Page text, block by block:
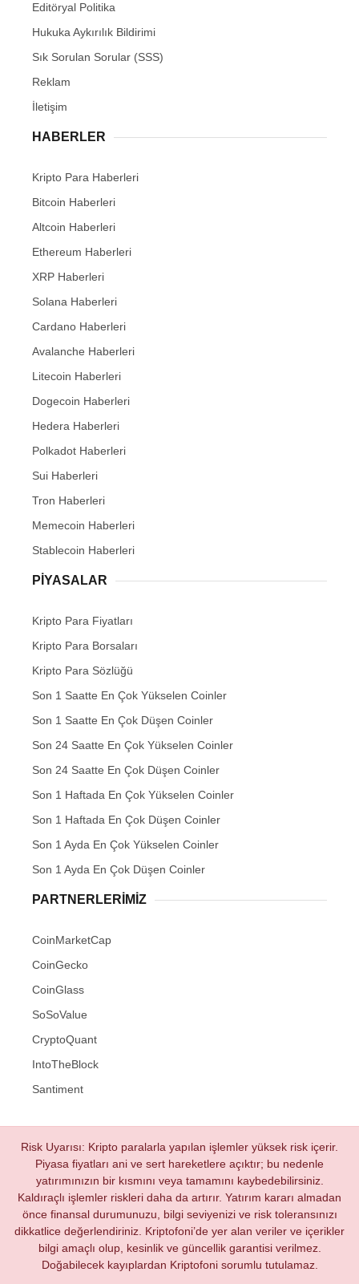
Editöryal Politika
Hukuka Aykırılık Bildirimi
Sık Sorulan Sorular (SSS)
Reklam
İletişim
HABERLER
Kripto Para Haberleri
Bitcoin Haberleri
Altcoin Haberleri
Ethereum Haberleri
XRP Haberleri
Solana Haberleri
Cardano Haberleri
Avalanche Haberleri
Litecoin Haberleri
Dogecoin Haberleri
Hedera Haberleri
Polkadot Haberleri
Sui Haberleri
Tron Haberleri
Memecoin Haberleri
Stablecoin Haberleri
PIYASALAR
Kripto Para Fiyatları
Kripto Para Borsaları
Kripto Para Sözlüğü
Son 1 Saatte En Çok Yükselen Coinler
Son 1 Saatte En Çok Düşen Coinler
Son 24 Saatte En Çok Yükselen Coinler
Son 24 Saatte En Çok Düşen Coinler
Son 1 Haftada En Çok Yükselen Coinler
Son 1 Haftada En Çok Düşen Coinler
Son 1 Ayda En Çok Yükselen Coinler
Son 1 Ayda En Çok Düşen Coinler
PARTNERLERIMIZ
CoinMarketCap
CoinGecko
CoinGlass
SoSoValue
CryptoQuant
IntoTheBlock
Santiment
Risk Uyarısı: Kripto paralarla yapılan işlemler yüksek risk içerir.
Piyasa fiyatları ani ve sert hareketlere açıktır; bu nedenle
yatırımınızın bir kısmını veya tamamını kaybedebilirsiniz.
Kaldıraçlı işlemler riskleri daha da artırır. Yatırım kararı almadan
önce finansal durumunuzu, bilgi seviyenizi ve risk toleransınızı
dikkatlice değerlendiriniz. Kriptofoni’de yer alan veriler ve içerikler
bilgi amaçlı olup, kesinlik ve güncellik garantisi verilmez.
Doğabilecek kayıplardan Kriptofoni sorumlu tutulamaz.